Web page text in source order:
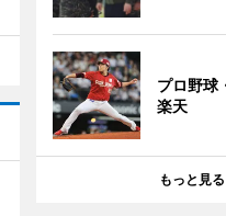
プロ野球
楽天
もっと見る